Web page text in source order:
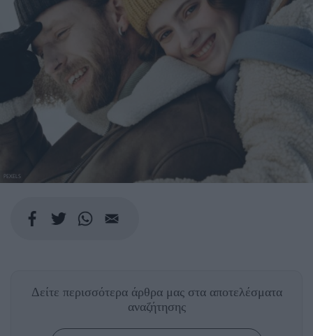
PEXELS
Δείτε περισσότερα άρθρα μας στα αποτελέσματα
αναζήτησης